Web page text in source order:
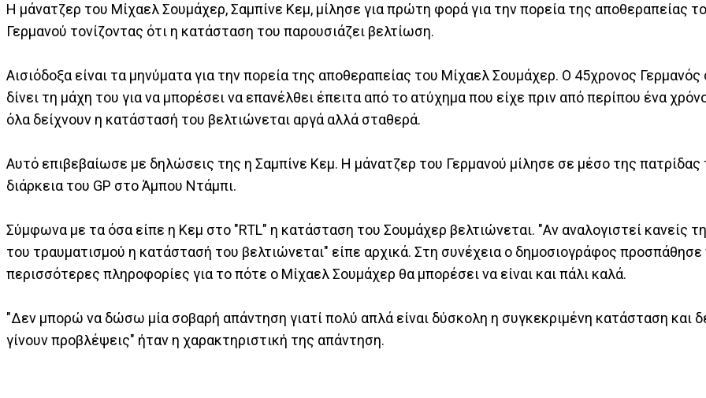
Η μάνατζερ του Μίχαελ Σουμάχερ, Σαμπίνε Κεμ, μίλησε για πρώτη φορά για την πορεία της αποθεραπείας
Γερμανού τονίζοντας ότι η κατάσταση του παρουσιάζει βελτίωση.
Αισιόδοξα είναι τα μηνύματα για την πορεία της αποθεραπείας του Μίχαελ Σουμάχερ. Ο 45χρονος Γερμανός
δίνει τη μάχη του για να μπορέσει να επανέλθει έπειτα από το ατύχημα που είχε πριν από περίπου ένα
όλα δείχνουν η κατάστασή του βελτιώνεται αργά αλλά σταθερά.
Αυτό επιβεβαίωσε με δηλώσεις της η Σαμπίνε Κεμ. Η μάνατζερ του Γερμανού μίλησε σε μέσο της πατρίδας
διάρκεια του GP στο Άμπου Ντάμπι.
Σύμφωνα με τα όσα είπε η Κεμ στο "RTL" η κατάσταση του Σουμάχερ βελτιώνεται. "Αν αναλογιστεί κανείς
του τραυματισμού η κατάστασή του βελτιώνεται" είπε αρχικά. Στη συνέχεια ο δημοσιογράφος
περισσότερες πληροφορίες για το πότε ο Μίχαελ Σουμάχερ θα μπορέσει να είναι και πάλι καλά.
"Δεν μπορώ να δώσω μία σοβαρή απάντηση γιατί πολύ απλά είναι δύσκολη η συγκεκριμένη κατάσταση και
γίνουν προβλέψεις" ήταν η χαρακτηριστική της απάντηση.